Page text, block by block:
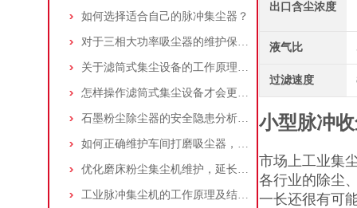
如何选择适合自己的脉冲集尘器？
对于三相大功率吸尘器的维护保养，你了解多少
关于滤筒式集尘设备的工作原理及特点说明
怎样操作滤筒式集尘设备才会更安全
石墨粉尘除尘器的安全隐患分析及应对措施
如何正确维护车间打磨吸尘器，延长使用寿命
优化磨床粉尘集尘机维护，延长设备寿命
工业脉冲集尘机的工作原理及结构特点说明
出口含尘浓度
液气比
过滤速度
小型脉冲
市场上工业集
各行业的除尘
一长还很有可